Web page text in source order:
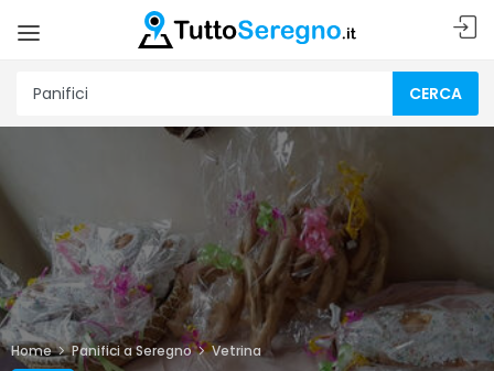
CERCA
Home Panifici a Seregno Vetrina